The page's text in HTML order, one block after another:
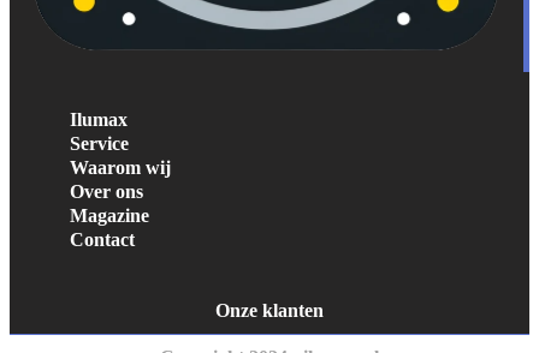
Ilumax
Service
Waarom wij
Over ons
Magazine
Contact
Onze klanten